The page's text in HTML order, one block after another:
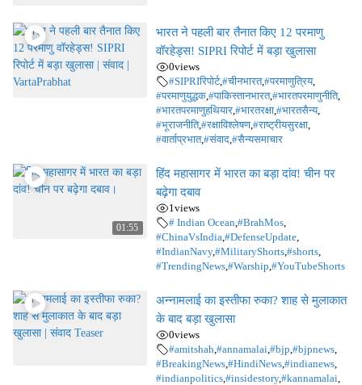
भारत ने पहली बार तैनात किए 12 परमाणु
वॉरहेड्स! SIPRI रिपोर्ट में बड़ा खुलासा
0views
#SIPRIरिपोर्ट,#चीनभारत,#परमाणुत्रिय,
#परमाणुयुद्धक, #पाकिस्तानभारत,#भारतपरमाणुनीति,
#भारतपरमाणुहथियार, #भारतरक्षा, #भारतसैन्य,
#भूराजनीति,#रक्षाविश्लेषण, #राष्ट्रीयसुरक्षा,
#वार्ताप्रभात,#संवाद, #सैन्यसमाचार
01:55
हिंद महासागर में भारत का बड़ा दांव! चीन पर
बढ़ेगा दबाव
1 views
# Indian Ocean #BrahMos,
#ChinaVsIndia #DefenseUpdate,
#IndianNavy,#MilitaryShorts, #shorts,
#TrendingNews, #Warship #YouTubeShorts
अन्नामलाई का इस्तीफा रुका? शाह से मुलाकात
के बाद बड़ा खुलासा
0views
#amitshah #annamalai #bjp #bjpnews,
#BreakingNews, #HindiNews, #indianews,
#indianpolitics, #insidestory,#kannamalai